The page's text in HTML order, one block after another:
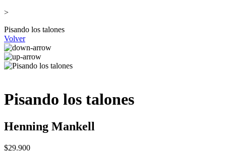
>
Pisando los talones
Volver
Pisando los talones
Henning Mankell
$29.900